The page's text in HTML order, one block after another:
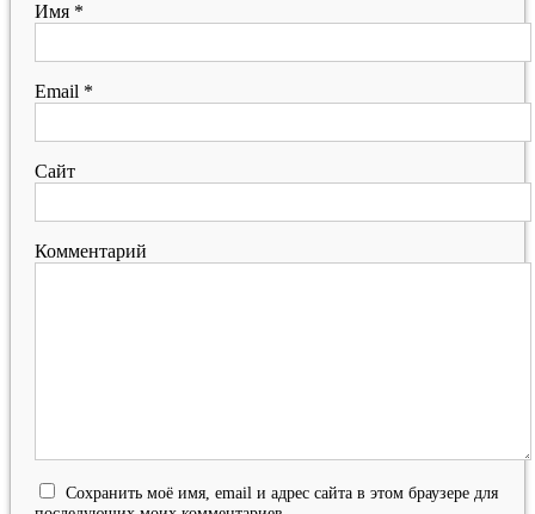
Имя *
Email *
Сайт
Комментарий
Сохранить моё имя, email и адрес сайта в этом браузере для